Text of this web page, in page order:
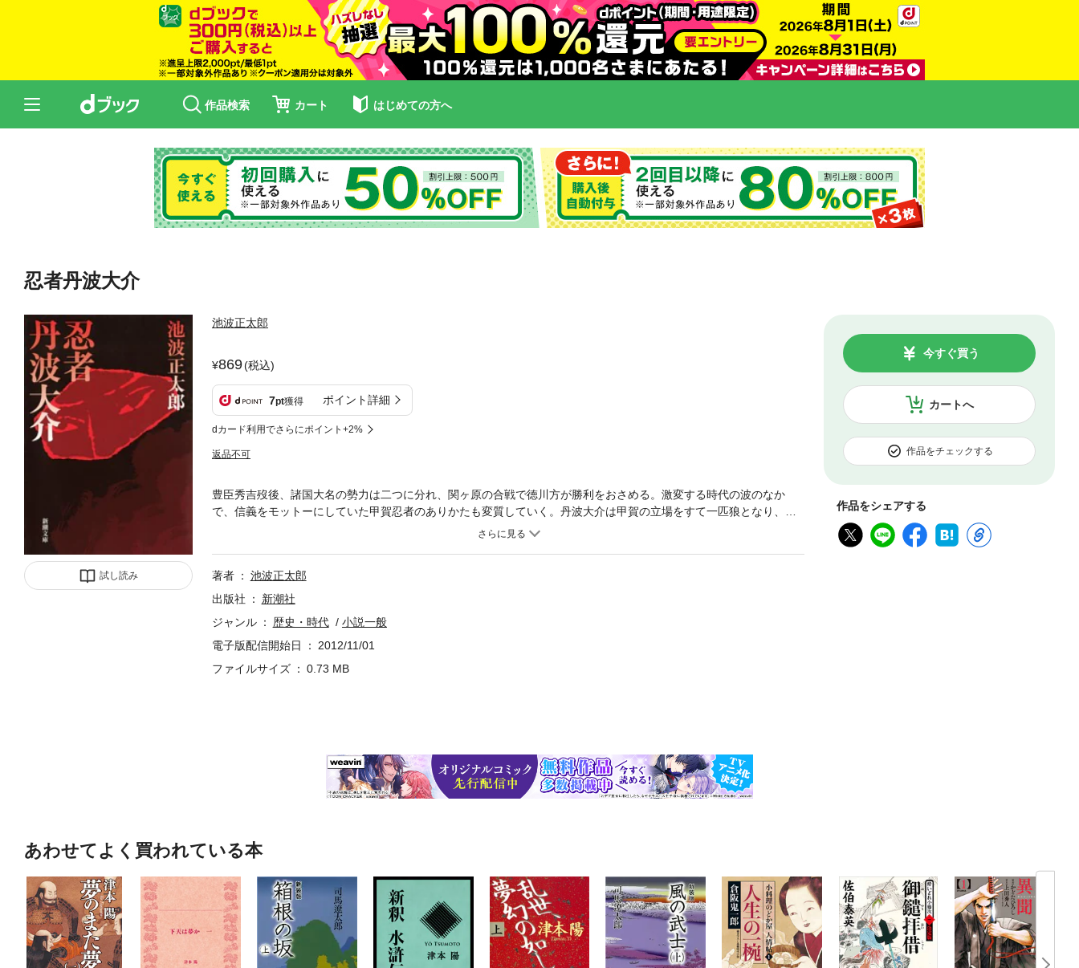
作品検索 カート はじめての方へ
忍者丹波大介
試し読み
池波正太郎
869(税込)
7pt獲得 ポイント詳細
dカード利用でさらにポイント+2%
返品不可
カートへ
今すぐ買う
作品をチェックする
作品をシェアする
豊臣秀吉歿後、諸国大名の勢力は二つに分れ、関ヶ原の合戦で徳川方が勝利をおさめる。激変する時代の波のなか
で、信義をモットーにしていた甲賀忍者のありかたも変質していく。丹波大介は甲賀の立場をすて一匹狼となり、自
分が信ずるものにだけ従い、黒い刃風をくぐって活躍する。さまざまの武将の去就と歴史の裏側で暗躍する忍びの者
著者
池波正太郎
出版社
新潮社
ジャンル
歴史・時代
小説一般
電子版配信開始日
2012/11/01
ファイルサイズ
0.73 MB
あわせてよく買われている本